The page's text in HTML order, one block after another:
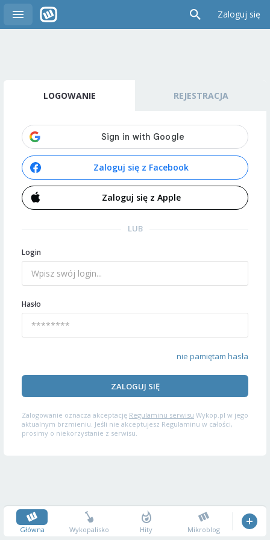
Zaloguj się
LOGOWANIE REJESTRACJA
Zaloguj się z Facebook
Zaloguj się z Apple
LUB
Login
Hasło
nie pamiętam hasła
ZALOGUJ SIĘ
Zalogowanie oznacza akceptację Regulaminu serwisu Wykop.pl w jego
aktualnym brzmieniu. Jeśli nie akceptujesz Regulaminu w całości,
prosimy o niekorzystanie z serwisu.
Główna Wykopalisko Hity Mikroblog